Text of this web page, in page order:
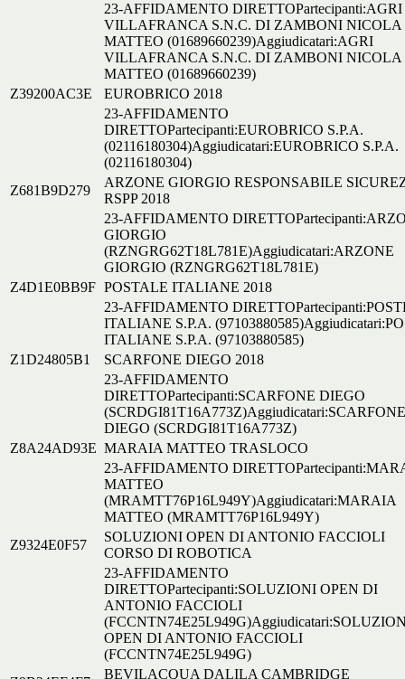
23-AFFIDAMENTO DIRETTOPartecipanti:AGRI
VILLAFRANCA S.N.C. DI ZAMBONI NICOLA
MATTEO (01689660239)Aggiudicatari:AGRI
VILLAFRANCA S.N.C. DI ZAMBONI NICOLA
MATTEO (01689660239)
Z39200AC3E
EUROBRICO 2018
23-AFFIDAMENTO
DIRETTOPartecipanti:EUROBRICO S.P.A.
(02116180304)Aggiudicatari:EUROBRICO S.P.A.
(02116180304)
Z681B9D279
ARZONE GIORGIO RESPONSABILE
RSPP 2018
23-AFFIDAMENTO
GIORGIO
(RZNGRG62T18L781E)Aggiudicatari:ARZONE
GIORGIO (RZNGRG62T18L781E)
Z4D1E0BB9F POSTALE ITALIANE 2018
23-AFFIDAMENTO
ITALIANE S.P.A.
ITALIANE S.P.A. (97103880585)
Z1D24805B1
SCARFONE DIEGO 2018
23-AFFIDAMENTO
DIRETTOPartecipanti:SCARFONE DIEGO
(SCRDGI81T16A773Z)Aggiudicatari:SCARFONE
DIEGO (SCRDGI81T16A773Z)
Z8A24AD93E MARAIA MATTEO TRASLOCO
23-AFFIDAMENTO
MATTEO
(MRAMTT76P16L949Y)Aggiudicatari:MARAIA
MATTEO (MRAMTT76P16L949Y)
Z9324E0F57
SOLUZIONI OPEN DI ANTONIO FACCIOLI
CORSO DI ROBOTICA
23-AFFIDAMENTO
DIRETTOPartecipanti:SOLUZIONI OPEN DI
ANTONIO FACCIOLI
OPEN DI ANTONIO FACCIOLI
(FCCNTN74E25L949G)
BEVILACQUA DALILA CAMBRIDGE